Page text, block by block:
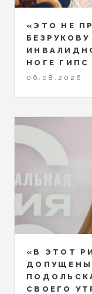
«ЭТО НЕ
НОГЕ ГИПС
06.08.2026
«В ЭТОТ
СВОЕГО